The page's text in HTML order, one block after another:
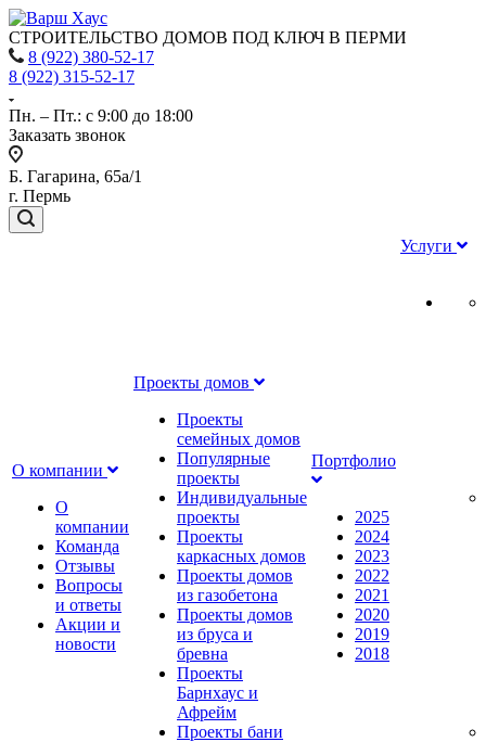
СТРОИТЕЛЬСТВО ДОМОВ ПОД КЛЮЧ В ПЕРМИ
8 (922) 380-52-17
8 (922) 315-52-17
Пн. – Пт.: с 9:00 до 18:00
Заказать звонок
Б. Гагарина, 65а/1
г. Пермь
О компании
О
компании
Команда
Отзывы
Вопросы
и ответы
Акции и
новости
Проекты домов
Проекты
семейных домов
Популярные
проекты
Индивидуальные
проекты
Проекты
каркасных домов
Проекты домов
из газобетона
Проекты домов
из бруса и
бревна
Проекты
Барнхаус и
Афрейм
Проекты бани
Портфолио
2025
2024
2023
2022
2021
2020
2019
2018
Услуги